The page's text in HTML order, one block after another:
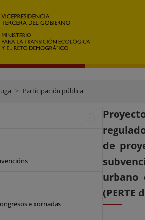
Participación pública
e xornadas
de
urbano
(PERTE